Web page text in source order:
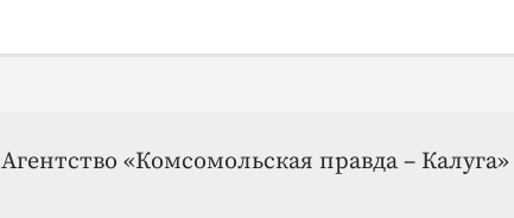
«Комсомольская правда – Калуга»